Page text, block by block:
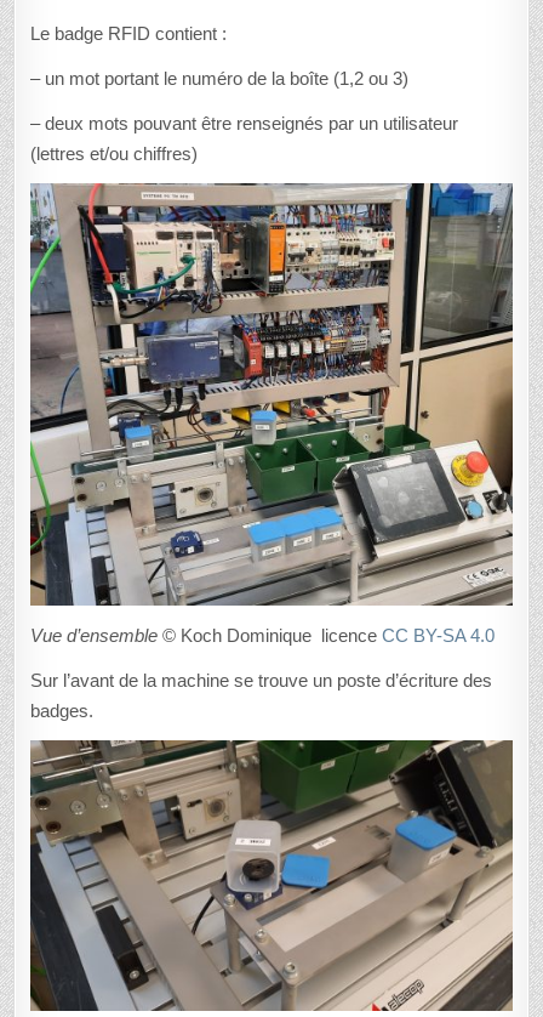
Le badge RFID contient :
– un mot portant le numéro de la boîte (1,2 ou 3)
– deux mots pouvant être renseignés par un utilisateur
(lettres et/ou chiffres)
Vue d’ensemble © Koch Dominique licenceCC BY-SA 4.0
Sur l’avant de la machine se trouve un poste d’écriture des
badges.